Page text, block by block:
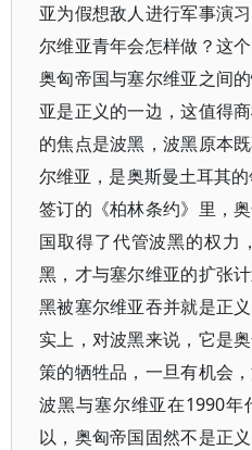
亚为假想敌人进行军事演
尔维亚青年会怎样做？这
奥匈帝国与塞尔维亚之间
亚是正义的一边，这值得
的焦点是波黑，波黑原本
尔维亚，是奥斯曼土耳其
签订的《柏林条约》里，
国取得了代管波黑的权力
黑，才与塞尔维亚的扩张
黑被塞尔维亚吞并就是正
实上，对波黑来说，它是
策的牺牲品，一旦有机会
波黑与塞尔维亚在1990
以，奥匈帝国固然不是正